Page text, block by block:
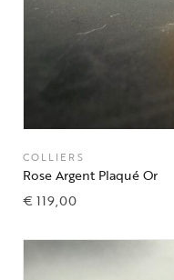
COLLIERS
Rose Argent Plaqué Or
€119,00